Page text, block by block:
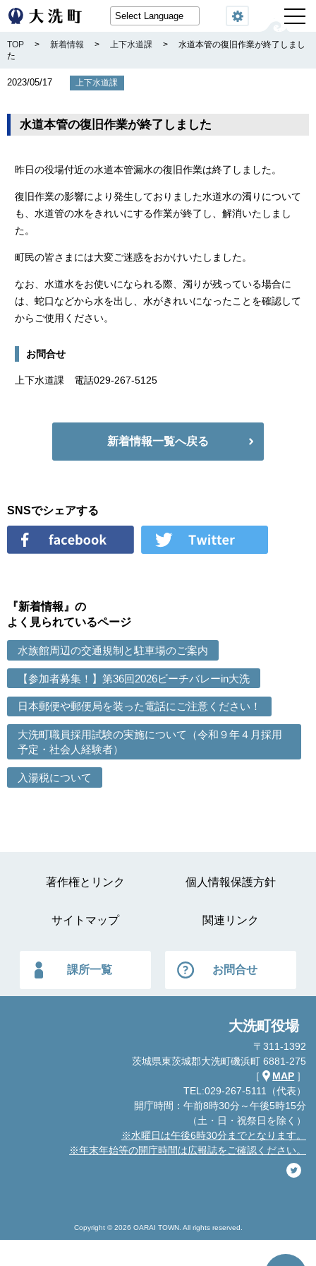
閲覧機能
TOP > 新着情報 > 上下水道課 >
水道本管の復旧作業が終了しまし
た
2023/05/17 上下水道課
水道本管の復旧作業が終了しました
昨日の役場付近の水道本管漏水の復旧作業は終了しました。
復旧作業の影響により発生しておりました水道水の濁りについて
も、水道管の水をきれいにする作業が終了し、解消いたしまし
た。
町民の皆さまには大変ご迷惑をおかけいたしました。
なお、水道水をお使いになられる際、濁りが残っている場合に
は、蛇口などから水を出し、水がきれいになったことを確認して
からご使用ください。
お問合せ
上下水道課 電話029-267-5125
新着情報一覧へ戻る
SNSでシェアする
『新着情報』の
よく見られているページ
水族館周辺の交通規制と駐車場のご案内
【参加者募集！】第36回2026ビーチバレーin大洗
日本郵便や郵便局を装った電話にご注意ください！
大洗町職員採用試験の実施について（令和９年４月採用
予定・社会人経験者）
入湯税について
著作権とリンク 個人情報保護方針
サイトマップ 関連リンク
課所一覧 お問合せ
大洗町役場
〒311-1392
茨城県東茨城郡大洗町磯浜町 6881-275
［
MAP ］
TEL:029-267-5111（代表）
開庁時間：午前8時30分～午後5時15分
（土・日・祝祭日を除く）
※水曜日は午後6時30分までとなります。
※年末年始等の開庁時間は広報誌をご確認ください。
Copyright © 2026 OARAI TOWN. All rights reserved.